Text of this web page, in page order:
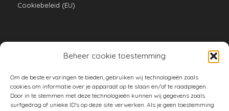
Beheer cookie toestemming
Om de beste ervaringen te bieden, gebruiken wij technologieën zoals
cookies om informatie over je apparaat op te slaan en/of te raadplegen.
Door in te stemmen met deze technologieën kunnen wij gegevens zoals
surfgedrag of unieke ID's op deze site verwerken. Als je geen toestemming
Cookiebeleid (EU)
armoe keuken
duurzaam